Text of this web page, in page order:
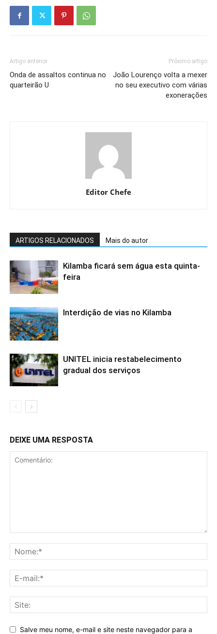
Artigo anterior
Onda de assaltos continua no
quarteirão U
Próximo artigo
João Lourenço volta a mexer
no seu executivo com várias
exonerações
Editor Chefe
ARTIGOS RELACIONADOS Mais do autor
Kilamba ficará sem água esta quinta-
feira
Interdição de vias no Kilamba
UNITEL inicia restabelecimento
gradual dos serviços
DEIXE UMA RESPOSTA
Salve meu nome, e-mail e site neste navegador para a